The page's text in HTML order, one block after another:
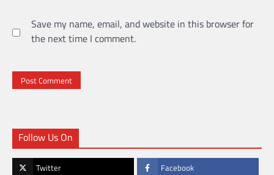
Save my name, email, and website in this browser for
the next time I comment.
Follow Us On
Twitter Facebook